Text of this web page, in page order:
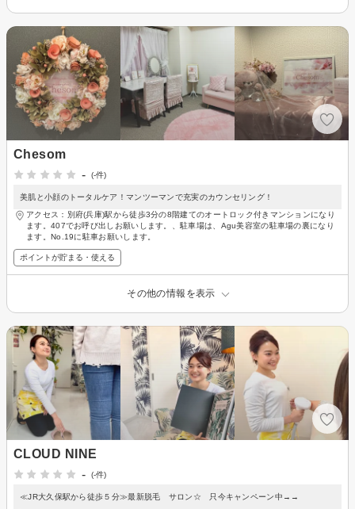
Chesom
-
(-件)
美肌と小顔のトータルケア！マンツーマンで充実のカウンセリング！
アクセス：別府(兵庫)駅から徒歩3分の8階建てのオートロック付きマンションになり
ます。407でお呼び出しお願いします。、駐車場は、Agu美容室の駐車場の裏になり
ます。No.19に駐車お願いします。
ポイントが貯まる・使える
その他の情報を表示
CLOUD NINE
-
(-件)
≪JR大久保駅から徒歩５分≫最新脱毛 サロン☆ 只今キャンペーン中→→